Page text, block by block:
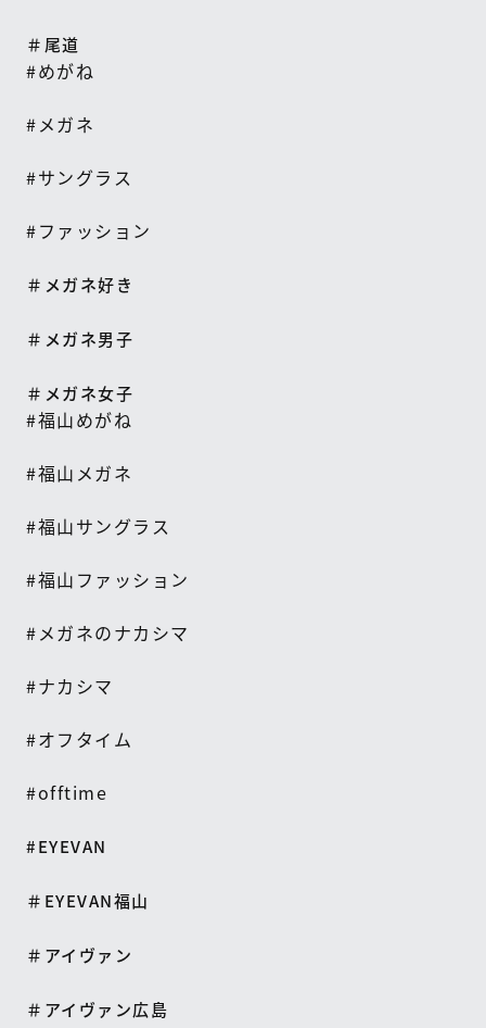
＃尾道
#めがね
#メガネ
#サングラス
#ファッション
＃メガネ好き
＃メガネ男子
＃メガネ女子
#福山めがね
#福山メガネ
#福山サングラス
#福山ファッション
#メガネのナカシマ
#ナカシマ
#オフタイム
#offtime
#EYEVAN
＃EYEVAN福山
＃アイヴァン
＃アイヴァン広島